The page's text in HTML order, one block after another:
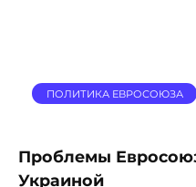
ПОЛИТИКА ЕВРОСОЮЗА
Проблемы
Украиной